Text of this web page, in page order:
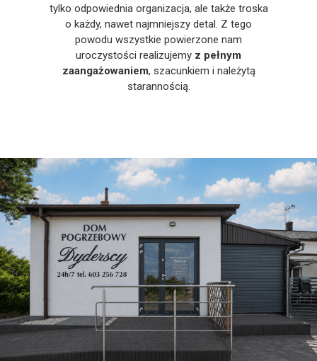
tylko odpowiednia organizacja, ale także troska
o każdy, nawet najmniejszy detal. Z tego
powodu wszystkie powierzone nam
uroczystości realizujemy z pełnym
zaangażowaniem, szacunkiem i należytą
starannością.